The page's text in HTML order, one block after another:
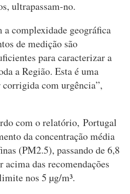
ultrapassam-no.
complexidade geográfica
de medição são
para caracterizar a
a Região. Esta é uma
com urgência”,
com o relatório, Portugal
da concentração média
(PM2.5), passando de 6,8
acima das recomendações
nos 5 µg/m³.